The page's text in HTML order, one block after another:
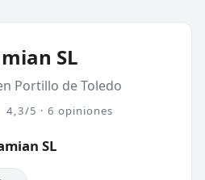
SL
Portillo de Toledo
4,3/5 · 6 opiniones
SL